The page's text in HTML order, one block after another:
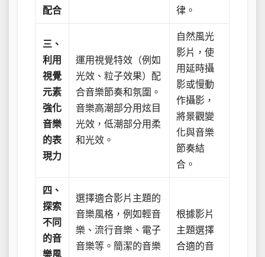
配合
律。
三、
利用
視覺
元素
強化
音樂
的表
現力
運用視覺特效（例如
光效、粒子效果）配
合音樂節奏和氛圍。
音樂高潮部分用炫目
光效，低潮部分用柔
和光效。
自然風光
影片，使
用延時攝
影或慢動
作攝影，
將景觀變
化與音樂
節奏結
合。
四、
探索
不同
的音
樂風
選擇適合影片主題的
音樂風格，例如輕音
樂、流行音樂、電子
音樂等。簡潔的音樂
根據影片
主題選擇
合適的音